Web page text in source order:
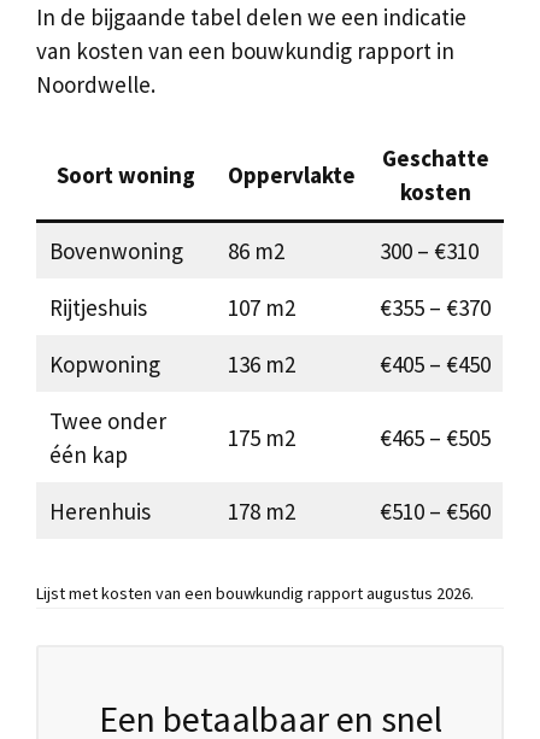
In de bijgaande tabel delen we een indicatie
van kosten van een bouwkundig rapport in
Noordwelle.
Soort woning Oppervlakte
Geschatte
kosten
Bovenwoning 86 m2
300 – €310
Rijtjeshuis
107 m2
€355 – €370
Kopwoning
136 m2
€405 – €450
Twee onder
één kap
175 m2 €465 – €505
Herenhuis 178 m2 €510 – €560
Lijst met kosten van een bouwkundig rapport augustus 2026.
Een betaalbaar en snel